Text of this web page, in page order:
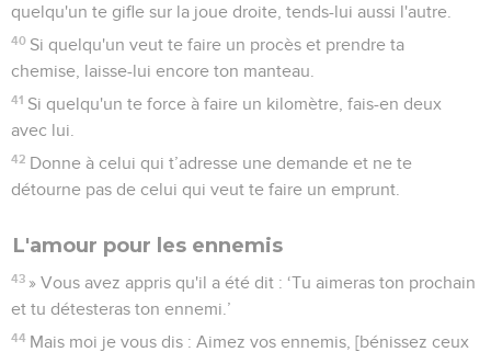
quelqu'un te gifle sur la joue droite, tends-lui aussi l'autre.
40 Si quelqu'un veut te faire un procès et prendre ta
chemise, laisse-lui encore ton manteau.
41 Si quelqu'un te force à faire un kilomètre, fais-en deux
avec lui.
42 Donne à celui qui t’adresse une demande et ne te
détourne pas de celui qui veut te faire un emprunt.
L'amour pour les ennemis
43 » Vous avez appris qu'il a été dit : ‘Tu aimeras ton prochain
et tu détesteras ton ennemi.’
44 Mais moi je vous dis : Aimez vos ennemis, [bénissez ceux